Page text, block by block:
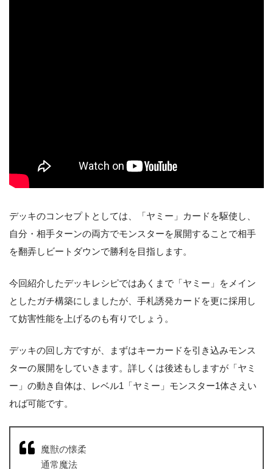
デッキのコンセプトとしては、「ヤミー」カードを駆使し、
自分・相手ターンの両方でモンスターを展開することで相手
を翻弄しビートダウンで勝利を目指します。
今回紹介したデッキレシピではあくまで「ヤミー」をメイン
としたガチ構築にしましたが、手札誘発カードを更に採用し
て妨害性能を上げるのも有りでしょう。
デッキの回し方ですが、まずはキーカードを引き込みモンス
ターの展開をしていきます。詳しくは後述もしますが「ヤミ
ー」の動き自体は、レベル1「ヤミー」モンスター1体さえい
れば可能です。
魔獣の懐柔
通常魔法